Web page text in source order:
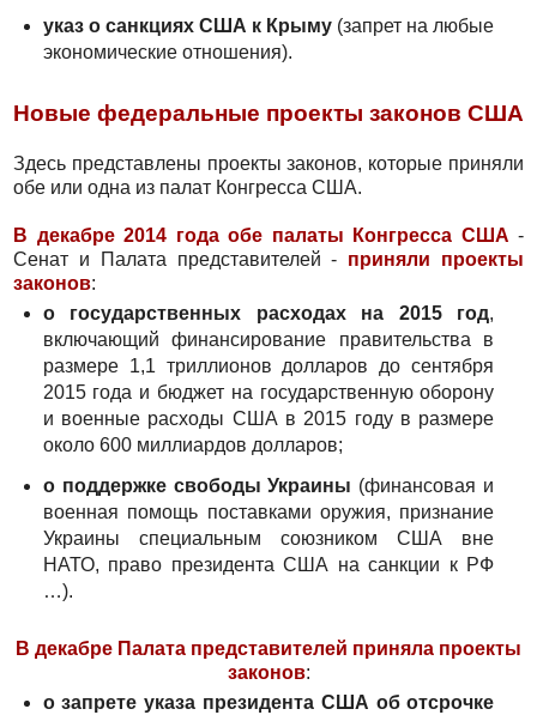
указ о санкциях США к Крыму (запрет на любые
экономические отношения).
Новые федеральные проекты законов США
Здесь представлены проекты законов, которые приняли
обе или одна из палат Конгресса США.
В декабре 2014 года обе палаты Конгресса США -
Сенат и Палата представителей - приняли проекты
законов:
о государственных расходах на 2015 год,
включающий финансирование правительства в
размере 1,1 триллионов долларов до сентября
2015 года и бюджет на государственную оборону
и военные расходы США в 2015 году в размере
около 600 миллиардов долларов;
о поддержке свободы Украины (финансовая и
военная помощь поставками оружия, признание
Украины специальным союзником США вне
НАТО, право президента США на санкции к РФ
…).
В декабре Палата представителей приняла проекты
законов:
о запрете указа президента США об отсрочке